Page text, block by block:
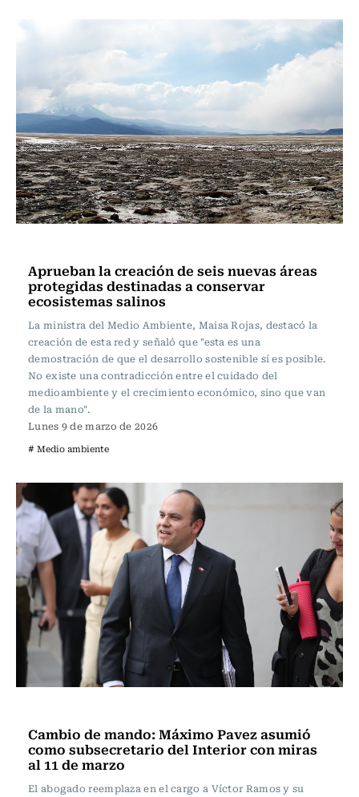
Aprueban la creación de seis nuevas áreas
protegidas destinadas a conservar
ecosistemas salinos
La ministra del Medio Ambiente, Maisa Rojas, destacó la
creación de esta red y señaló que "esta es una
demostración de que el desarrollo sostenible sí es posible.
No existe una contradicción entre el cuidado del
medioambiente y el crecimiento económico, sino que van
de la mano".
Lunes 9 de marzo de 2026
# Medio ambiente
Cambio de mando: Máximo Pavez asumió
como subsecretario del Interior con miras
al 11 de marzo
El abogado reemplaza en el cargo a Víctor Ramos y su